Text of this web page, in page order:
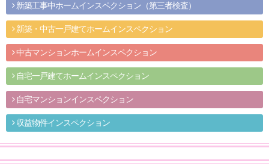
新築工事中ホームインスペクション（第三者検査）
新築・中古一戸建てホームインスペクション
中古マンションホームインスペクション
自宅一戸建てホームインスペクション
自宅マンションインスペクション
収益物件インスペクション